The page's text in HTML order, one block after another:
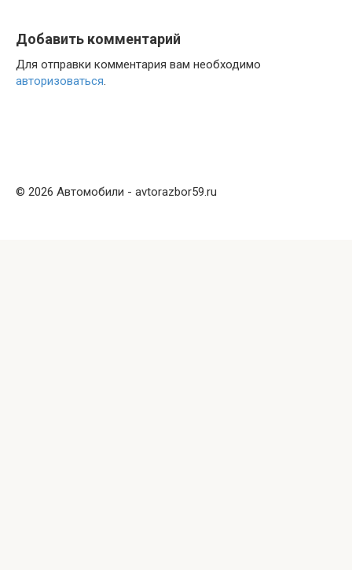
Добавить комментарий
Для отправки комментария вам необходимо
авторизоваться
© 2026 Автомобили - avtorazbor59.ru